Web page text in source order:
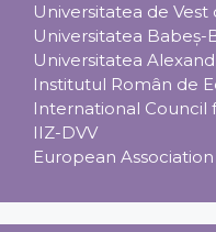
Universitatea de Vest
Universitatea Babeş-
Universitatea
Institutul Român de
International Council
IIZ-DVV
European